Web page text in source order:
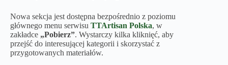
Nowa sekcja jest dostępna bezpośrednio z poziomu
głównego menu serwisu TTArtisan Polska, w
zakładce „Pobierz”. Wystarczy kilka kliknięć, aby
przejść do interesującej kategorii i skorzystać z
przygotowanych materiałów.